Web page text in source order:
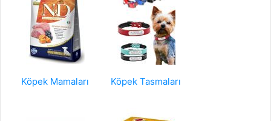
Köpek Mamaları Köpek Tasmaları